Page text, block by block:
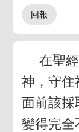
在聖
神，守住
面前該採
變得完全